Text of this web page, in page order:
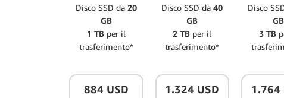
Disco SSD da 20
GB
1 TBper il
trasferimento*
Disco SSD da40
GB
2 TB per il
trasferimento*
Disco
GB
3 TB
884 USD 1.324 USD 1.764